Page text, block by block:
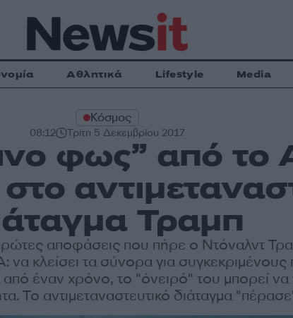
Αθλητικά Lifestyle Media
Κόσμος
08:12 Τρίτη 5 Δεκεμβρίου 2017
φως” από το
Τραμπ
αποφάσεις που πήρε ο Ντόναλντ
κλείσει τα σύνορα για συγκεκριμένους
έναν χρόνο, το "όνειρό" του μπορεί να
Το αντιμεταναστευτικό διάταγμα